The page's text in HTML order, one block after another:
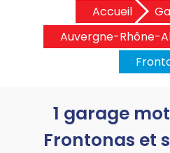
Accueil
Auvergne-Rhône-
1 garage
Frontonas et